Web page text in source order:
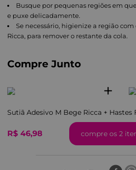
Busque por pequenas regiões em
e puxe delicadamente.
Se necessário, higienize a região
Ricca, para remover o restante da cola.
Compre Junto
+
Sutiã Adesivo M Bege Ricca + Hastes
R$ 46,98 compre os 2